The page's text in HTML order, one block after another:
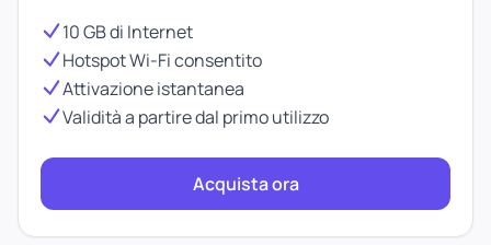
10 GB di Internet
Hotspot Wi-Fi consentito
Attivazione istantanea
Validità a partire dal primo utilizzo
Acquista ora